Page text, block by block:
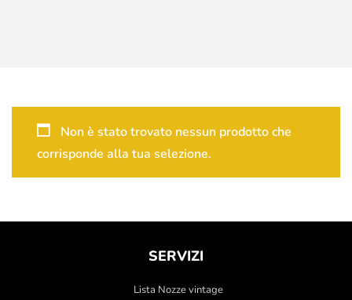
Non è stato trovato nessun prodotto che
corrisponde alla tua selezione.
SERVIZI
Lista Nozze vintage